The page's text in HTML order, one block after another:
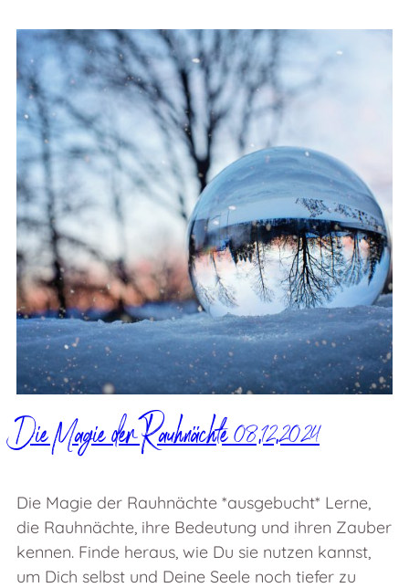
Die Magie der Rauhnächte 08.12.2024
Die Magie der Rauhnächte *ausgebucht* Lerne,
die Rauhnächte, ihre Bedeutung und ihren Zauber
kennen. Finde heraus, wie Du sie nutzen kannst,
um Dich selbst und Deine Seele noch tiefer zu